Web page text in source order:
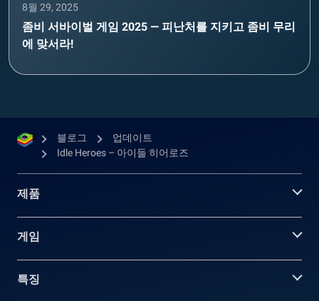
8월 29, 2025
좀비 서바이벌 게임 2025 — 피난처를 지키고 좀비 무리
에 맞서라!
블로그
업데이트
Idle Heroes – 아이들 히어로즈
제품
게임
특징